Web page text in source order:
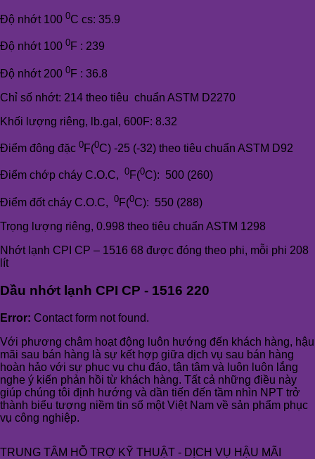
Độ nhớt 100 0C cs: 35.9
Độ nhớt 100 0F : 239
Độ nhớt 200 0F : 36.8
Chỉ số nhớt: 214 theo tiêu chuẩn ASTM D2270
Khối lượng riêng, lb.gal, 600F: 8.32
Điểm đông đặc 0F(0C) -25 (-32) theo tiêu chuẩn ASTM D92
Điểm chớp cháy C.O.C, 0F(0C): 500 (260)
Điểm đốt cháy C.O.C, 0F(0C): 550 (288)
Trọng lượng riêng, 0.998 theo tiêu chuẩn ASTM 1298
Nhớt lạnh CPI CP – 1516 68 được đóng theo phi, mỗi phi 208
lít
Dầu nhớt lạnh CPI CP - 1516 220
Error: Contact form not found.
Với phương châm hoạt động luôn hướng đến khách hàng, hậu
mãi sau bán hàng là sự kết hợp giữa dịch vụ sau bán hàng
hoàn hảo với sự phục vụ chu đáo, tận tâm và luôn luôn lắng
nghe ý kiến phản hồi từ khách hàng. Tất cả những điều này
giúp chúng tôi định hướng và dần tiến đến tầm nhìn NPT trở
thành biểu tượng niềm tin số một Việt Nam về sản phẩm phục
vụ công nghiệp.
TRUNG TÂM HỖ TRỢ KỸ THUẬT - DỊCH VỤ HẬU MÃI